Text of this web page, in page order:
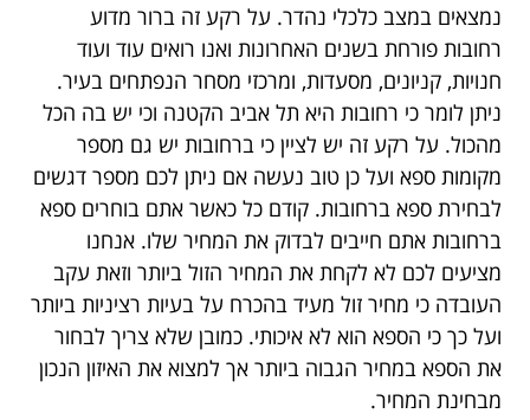
נמצאים במצב כלכלי נהדר. על רקע זה ברור מדוע
רחובות פורחת בשנים האחרונות ואנו רואים עוד ועוד
חנויות, קניונים, מסעדות, ומרכזי מסחר הנפתחים בעיר.
ניתן לומר כי רחובות היא תל אביב הקטנה וכי יש בה הכל
מהכול. על רקע זה יש לציין כי ברחובות יש גם מספר
מקומות ספא ועל כן טוב נעשה אם ניתן לכם מספר דגשים
לבחירת ספא ברחובות. קודם כל כאשר אתם בוחרים ספא
ברחובות אתם חייבים לבדוק את המחיר שלו. אנחנו
מציעים לכם לא לקחת את המחיר הזול ביותר וזאת עקב
העובדה כי מחיר זול מעיד בהכרח על בעיות רציניות ביותר
ועל כך כי הספא הוא לא איכותי. כמובן שלא צריך לבחור
את הספא במחיר הגבוה ביותר אך למצוא את האיזון הנכון
מבחינת המחיר.